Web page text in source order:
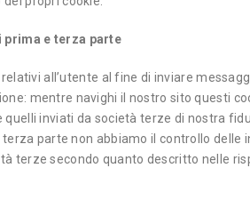
e terza parte
all’utente al fine di inviare
mentre navighi il nostro sito questi
inviati da società terze di nostra
parte non abbiamo il controllo
terze secondo quanto descritto nelle